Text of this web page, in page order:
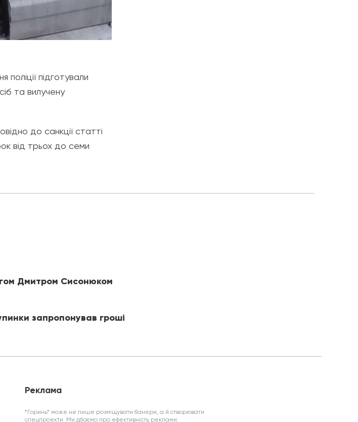
поліції підготували
та вилучену
до санкції статті
від трьох до семи
Дмитром Сисонюком
запропонував гроші
Реклама
*Горинь* може не лише розміщувати банери, а й створювати
спецпроекти. Ми дбаємо про ефективність реклами.